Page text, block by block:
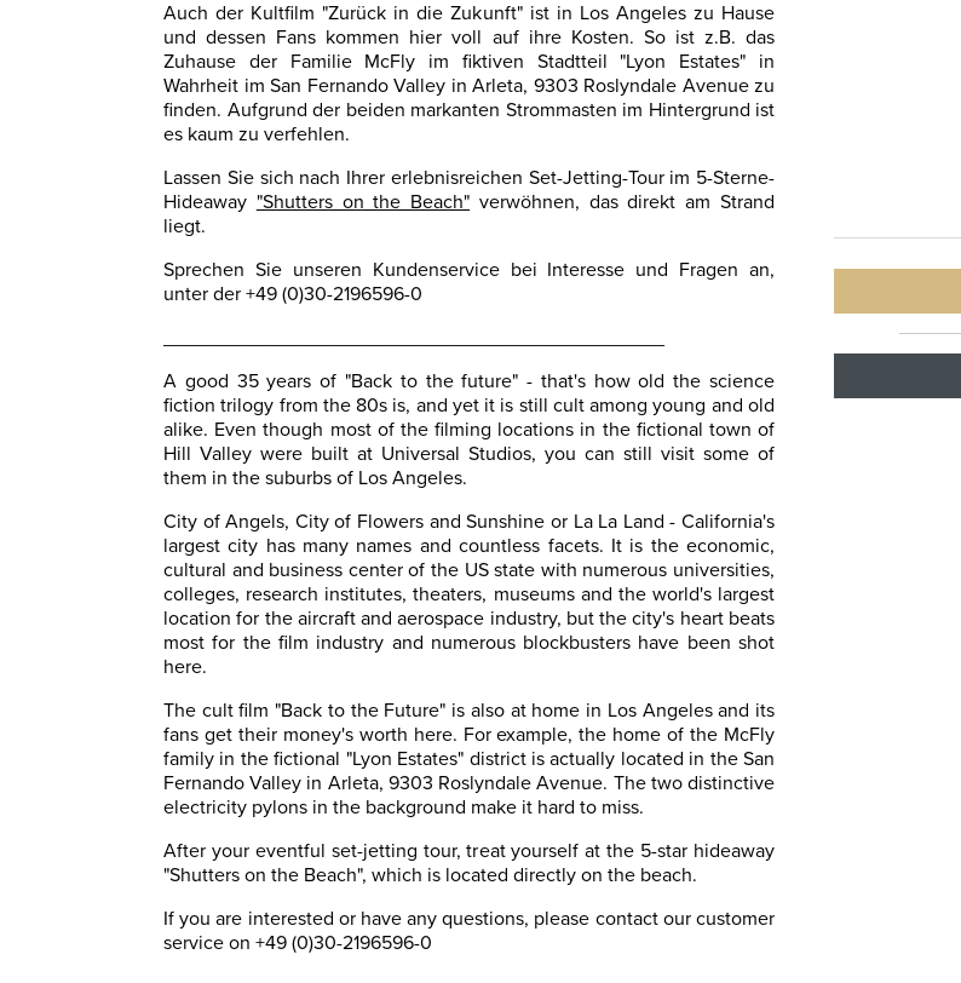
Auch der Kultfilm "Zurück in die Zukunft" ist in Los Angeles zu Hause
und dessen Fans kommen hier voll auf ihre Kosten. So ist z.B. das
Zuhause der Familie McFly im fiktiven Stadtteil "Lyon Estates" in
Wahrheit im San Fernando Valley in Arleta, 9303 Roslyndale Avenue zu
finden. Aufgrund der beiden markanten Strommasten im Hintergrund ist
es kaum zu verfehlen.
Lassen Sie sich nach Ihrer erlebnisreichen Set-Jetting-Tour im 5-Sterne-
Hideaway "Shutters on the Beach" verwöhnen, das direkt am Strand
liegt.
Sprechen Sie unseren Kundenservice bei Interesse und Fragen an,
unter der +49 (0)30-2196596-0
A good 35 years of "Back to the future" - that's how old the science
fiction trilogy from the 80s is, and yet it is still cult among young and old
alike. Even though most of the filming locations in the fictional town of
Hill Valley were built at Universal Studios, you can still visit some of
them in the suburbs of Los Angeles.
City of Angels, City of Flowers and Sunshine or La La Land - California's
largest city has many names and countless facets. It is the economic,
cultural and business center of the US state with numerous universities,
colleges, research institutes, theaters, museums and the world's largest
location for the aircraft and aerospace industry, but the city's heart beats
most for the film industry and numerous blockbusters have been shot
here.
The cult film "Back to the Future" is also at home in Los Angeles and its
fans get their money's worth here. For example, the home of the McFly
family in the fictional "Lyon Estates" district is actually located in the San
Fernando Valley in Arleta, 9303 Roslyndale Avenue. The two distinctive
electricity pylons in the background make it hard to miss.
After your eventful set-jetting tour, treat yourself at the 5-star hideaway
"Shutters on the Beach", which is located directly on the beach.
If you are interested or have any questions, please contact our customer
service on +49 (0)30-2196596-0